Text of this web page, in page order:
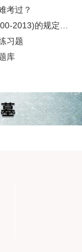
考过？
量清单应由()编制。
习题
库